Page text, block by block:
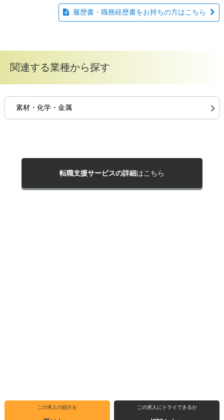
この求人の紹介を この求人にトライできるか
履歴書・職務経歴書をお持ちの方はこちら
関連する業種から探す
素材・化学・金属
転職支援サービスの詳細はこちら